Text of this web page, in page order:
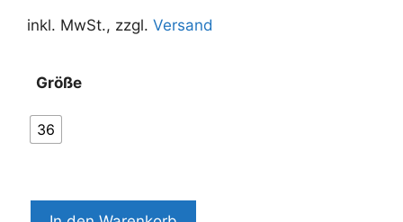
inkl. MwSt., zzgl. Versand
Größe
36